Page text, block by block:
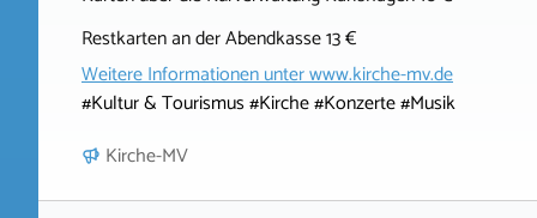
Restkarten an der Abendkasse 13 €
Weitere Informationen unterwww.kirche-mv.de
#Kultur & Tourismus #Kirche #Konzerte #Musik
Kirche-MV